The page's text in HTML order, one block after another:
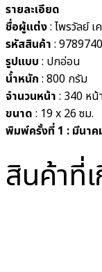
รายละเอียด
ชื่อผู้แต่ง: ไพรวัลย์
รหัสสินค้า :
รูปแบบ : ปกอ่อน
น้ำหนัก : 800 กรัม
จำนวนหน้า : 340 หน้
ขนาด : 19 x 26 ซม.
พิมพ์ครั้งที่ 1 : มีนาค
สินค้าที่